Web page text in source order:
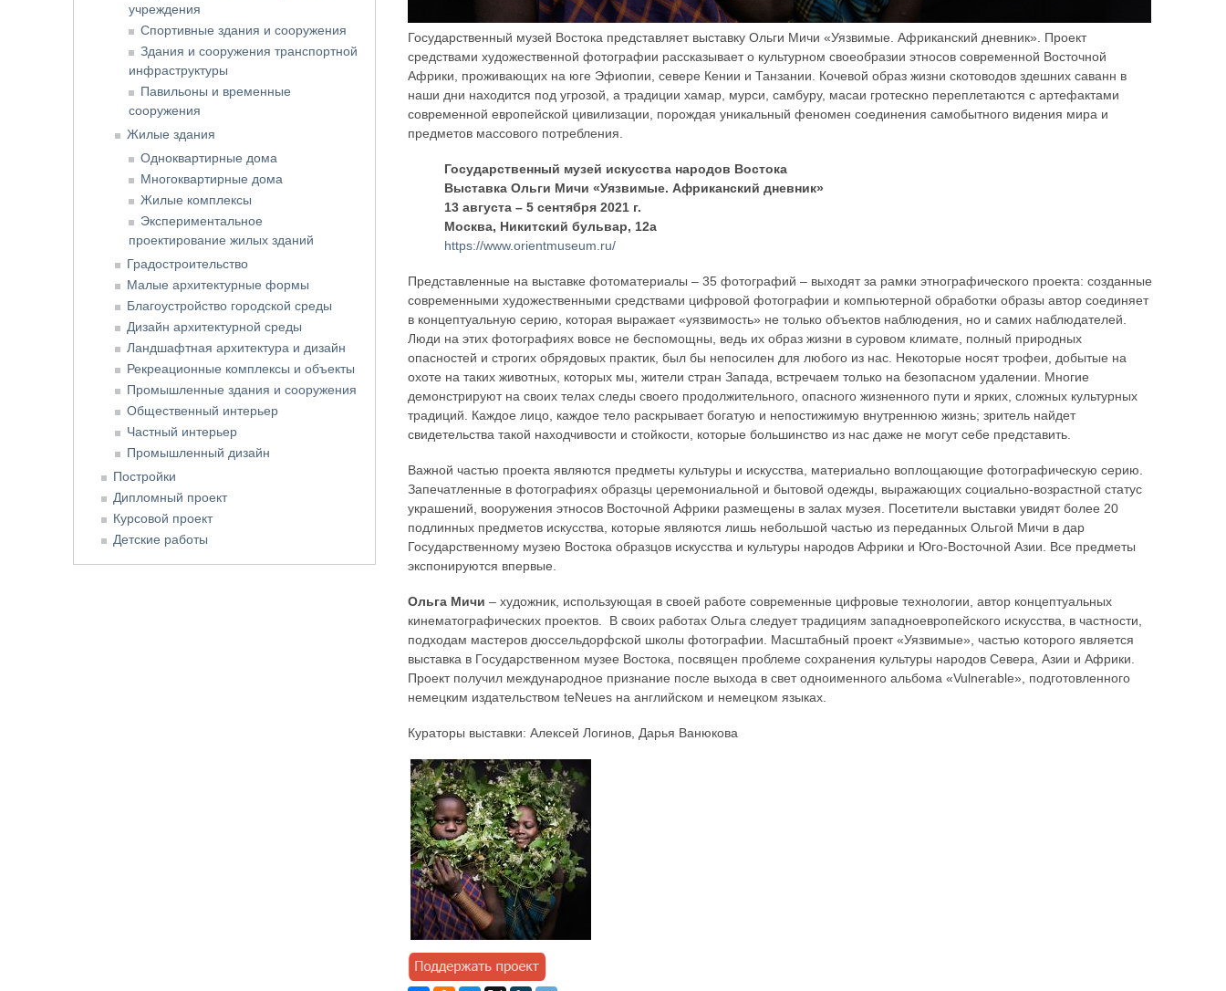
Государственный музей Востока представляет выставку Ольги Мичи «Уязвимые. Африканский дневник». Проект
средствами художественной фотографии рассказывает о культурном своеобразии этносов современной Восточной
Африки, проживающих на юге Эфиопии, севере Кении и Танзании. Кочевой образ жизни скотоводов здешних саванн в
наши дни находится под угрозой, а традиции хамар, мурси, самбуру, масаи гротескно переплетаются с артефактами
современной европейской цивилизации, порождая уникальный феномен соединения самобытного видения мира и
предметов массового потребления.
Государственный музей искусства народов Востока
Выставка Ольги Мичи «Уязвимые. Африканский дневник»
13 августа – 5 сентября 2021 г.
Москва, Никитский бульвар, 12a
https://www.orientmuseum.ru/
Представленные на выставке фотоматериалы – 35 фотографий – выходят за рамки этнографического проекта: созданные
современными художественными средствами цифровой фотографии и компьютерной обработки образы автор соединяет
в концептуальную серию, которая выражает «уязвимость» не только объектов наблюдения, но и самих наблюдателей.
Люди на этих фотографиях вовсе не беспомощны, ведь их образ жизни в суровом климате, полный природных
опасностей и строгих обрядовых практик, был бы непосилен для любого из нас. Некоторые носят трофеи, добытые на
охоте на таких животных, которых мы, жители стран Запада, встречаем только на безопасном удалении. Многие
демонстрируют на своих телах следы своего продолжительного, опасного жизненного пути и ярких, сложных культурных
традиций. Каждое лицо, каждое тело раскрывает богатую и непостижимую внутреннюю жизнь; зритель найдет
свидетельства такой находчивости и стойкости, которые большинство из нас даже не могут себе представить.
Важной частью проекта являются предметы культуры и искусства, материально воплощающие фотографическую серию.
Запечатленные в фотографиях образцы церемониальной и бытовой одежды, выражающих социально-возрастной статус
украшений, вооружения этносов Восточной Африки размещены в залах музея. Посетители выставки увидят более 20
подлинных предметов искусства, которые являются лишь небольшой частью из переданных Ольгой Мичи в дар
Государственному музею Востока образцов искусства и культуры народов Африки и Юго-Восточной Азии. Все предметы
экспонируются впервые.
Ольга Мичи – художник, использующая в своей работе современные цифровые технологии, автор концептуальных
кинематографических проектов. В своих работах Ольга следует традициям западноевропейского искусства, в частности,
подходам мастеров дюссельдорфской школы фотографии. Масштабный проект «Уязвимые», частью которого является
выставка в Государственном музее Востока, посвящен проблеме сохранения культуры народов Севера, Азии и Африки.
Проект получил международное признание после выхода в свет одноименного альбома «Vulnerable», подготовленного
немецким издательством teNeues на английском и немецком языках.
Кураторы выставки: Алексей Логинов, Дарья Ванюкова
учреждения
Спортивные здания и сооружения
Здания и сооружения транспортной
инфраструктуры
Павильоны и временные
сооружения
Жилые здания
Одноквартирные дома
Многоквартирные дома
Жилые комплексы
Экспериментальное
проектирование жилых зданий
Градостроительство
Малые архитектурные формы
Благоустройство городской среды
Дизайн архитектурной среды
Ландшафтная архитектура и дизайн
Рекреационные комплексы и объекты
Промышленные здания и сооружения
Общественный интерьер
Частный интерьер
Промышленный дизайн
Постройки
Дипломный проект
Курсовой проект
Детские работы